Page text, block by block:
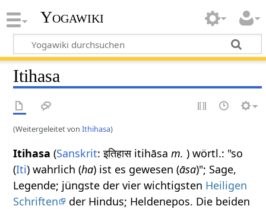
Yogawiki
Itihasa
(Weitergeleitet vonIthihasa)
Itihasa (Sanskrit: इतिहास itihāsam. ) wörtl.: "so
(Iti) wahrlich (ha) ist es gewesen (āsa)"; Sage,
Legende; jüngste der vier wichtigsten Heiligen
Schriften
der Hindus; Heldenepos. Die beiden